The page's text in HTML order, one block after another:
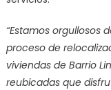
“Estamos orgullosos
proceso de
viviendas de Barrio
reubicadas que